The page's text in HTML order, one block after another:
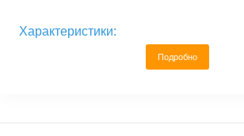
Характеристики:
Подробно